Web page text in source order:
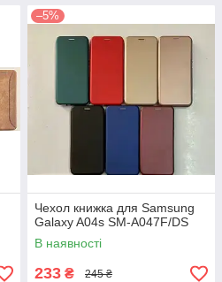
–5%
Чехол книжка для Samsung
Galaxy A04s SM-A047F/DS
В наявності
233 ₴ 245 ₴